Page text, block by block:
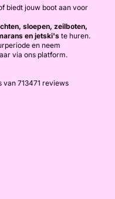
biedt jouw boot aan voor
sloepen, zeilboten,
en jetski's te huren.
en neem
via ons platform.
van 713471 reviews